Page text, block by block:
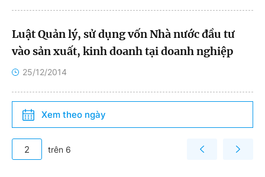
Kon Tum
Lai Châu
Lào Cai
Lâm Đồng
Luật Quản lý, sử dụng vốn Nhà nước đầu tư
vào sản xuất, kinh doanh tại doanh nghiệp
25/12/2014
Xem theo ngày
trên 6